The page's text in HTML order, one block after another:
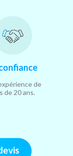
de
de 20 ans.